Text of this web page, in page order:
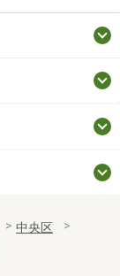
中央区